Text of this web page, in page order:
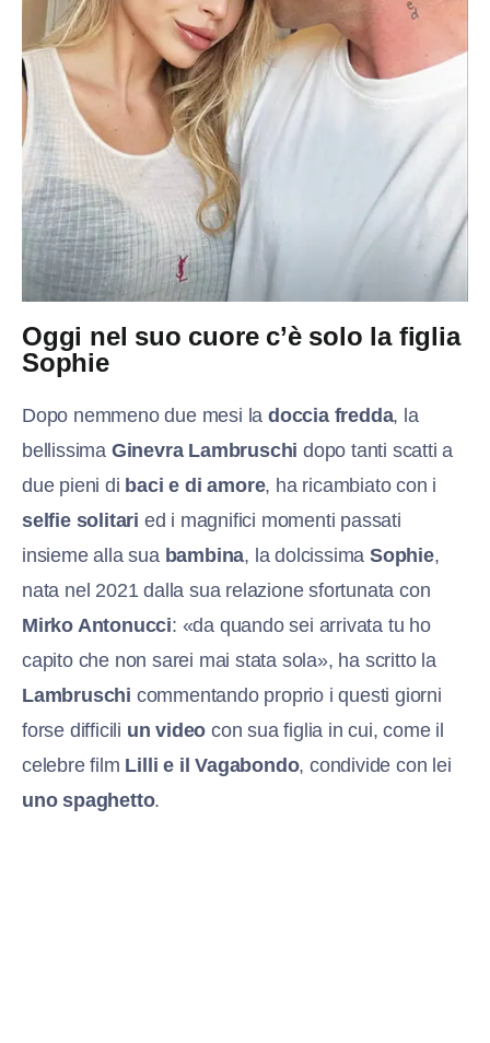
Oggi nel suo cuore c’è solo la figlia
Sophie
Dopo nemmeno due mesi la doccia fredda, la
bellissima Ginevra Lambruschi dopo tanti scatti a
due pieni di baci e di amore, ha ricambiato con i
selfie solitari ed i magnifici momenti passati
insieme alla sua bambina, la dolcissimaSophie,
nata nel 2021 dalla sua relazione sfortunata con
Mirko Antonucci: «da quando sei arrivata tu ho
capito che non sarei mai stata sola», ha scritto la
Lambruschi commentando proprio i questi giorni
forse difficili un video con sua figlia in cui, come il
celebre film Lilli e il Vagabondo, condivide con lei
uno spaghetto.